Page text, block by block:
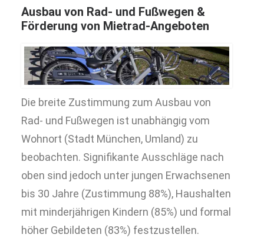
Ausbau von Rad- und Fußwegen &
Förderung von Mietrad-Angeboten
Die breite Zustimmung zum Ausbau von
Rad- und Fußwegen ist unabhängig vom
Wohnort (Stadt München, Umland) zu
beobachten. Signifikante Ausschläge nach
oben sind jedoch unter jungen Erwachsenen
bis 30 Jahre (Zustimmung 88%), Haushalten
mit minderjährigen Kindern (85%) und formal
höher Gebildeten (83%) festzustellen.